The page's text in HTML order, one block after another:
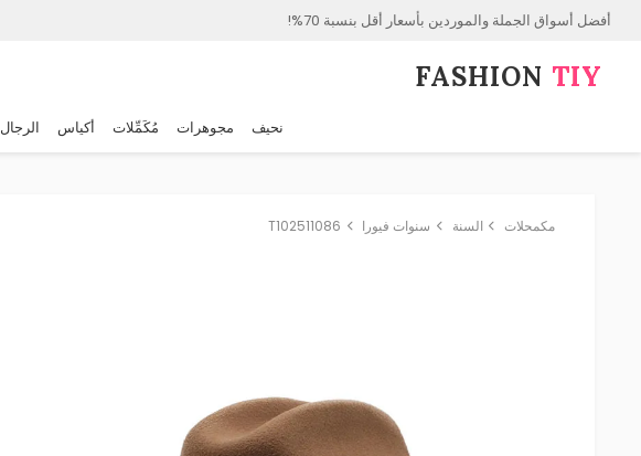
أفضل أسواق الجملة والموردين بأسعار أقل بنسبة 70%!
FASHION⁠ TIY
نحيف مجوهرات مُكَمِّلات أكياس الرجال
مكمحلات السنة سنوات فيورا T102511086